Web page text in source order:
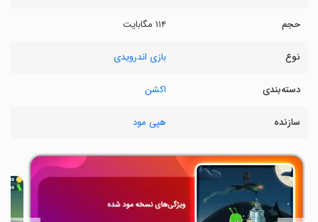
حجم ۱۱۴ مگابایت
نوع بازی اندرویدی
دسته‌بندی اکشن
سازنده هپی مود